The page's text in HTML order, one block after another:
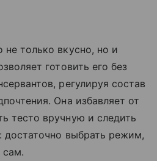
только вкусно, но и
готовить его без
регулируя состав
Она избавляет от
тесто вручную и следить
достаточно выбрать режим,
сам.